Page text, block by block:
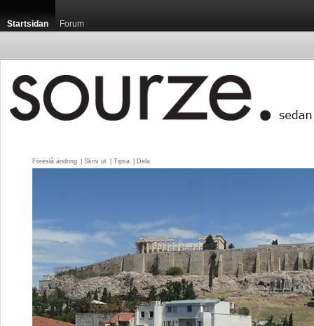
Startsidan Forum
Föreslå ändring Skriv ut Tipsa Dela